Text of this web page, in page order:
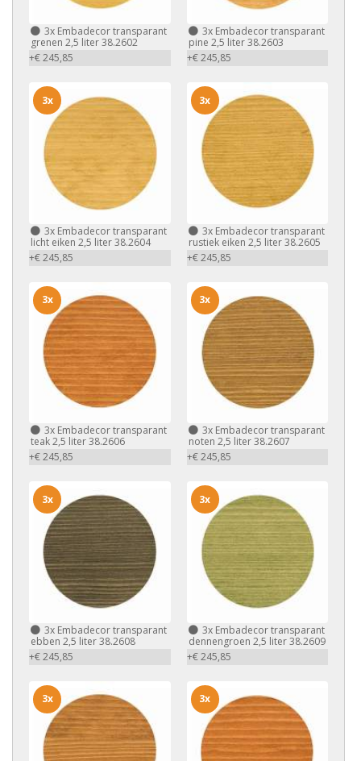
3x Embadecor transparant
grenen 2,5 liter 38.2602
+€ 245,85
3xEmbadecor transparant
pine 2,5 liter 38.2603
+€ 245,85
3x Embadecor transparant
licht eiken 2,5 liter 38.2604
+€ 245,85
3x
3xEmbadecor transparant
rustiek eiken 2,5 liter 38.2605
+€ 245,85
3x
3x Embadecor transparant
teak 2,5 liter 38.2606
+€ 245,85
3x
3xEmbadecor transparant
noten 2,5 liter 38.2607
+€ 245,85
3x
3x Embadecor transparant
ebben 2,5 liter 38.2608
+€ 245,85
3x
3xEmbadecor transparant
dennengroen 2,5 liter 38.2609
+€ 245,85
3x
3x 3x